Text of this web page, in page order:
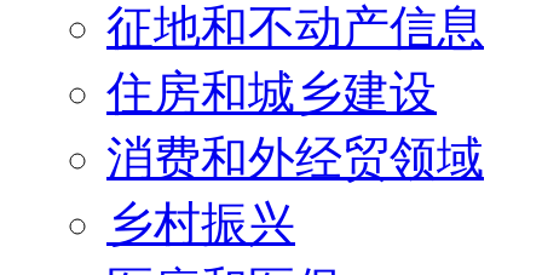
征地和不动产信息
住房和城乡建设
消费和外经贸领域
乡村振兴